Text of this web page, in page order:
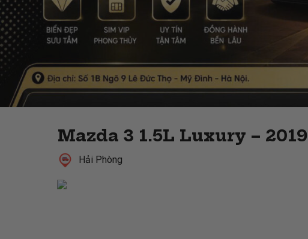
Mazda 3 1.5L Luxury – 2019
Hải Phòng